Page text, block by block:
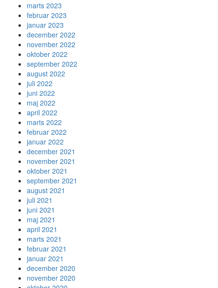
marts 2023
februar 2023
januar 2023
december 2022
november 2022
oktober 2022
september 2022
august 2022
juli 2022
juni 2022
maj 2022
april 2022
marts 2022
februar 2022
januar 2022
december 2021
november 2021
oktober 2021
september 2021
august 2021
juli 2021
juni 2021
maj 2021
april 2021
marts 2021
februar 2021
januar 2021
december 2020
november 2020